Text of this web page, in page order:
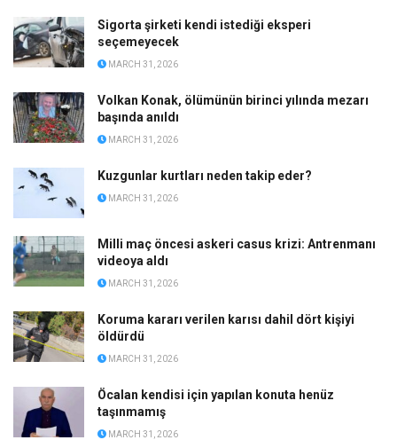
Sigorta şirketi kendi istediği eksperi
seçemeyecek
MARCH 31, 2026
Volkan Konak, ölümünün birinci yılında mezarı
başında anıldı
MARCH 31, 2026
Kuzgunlar kurtları neden takip eder?
MARCH 31, 2026
Milli maç öncesi askeri casus krizi: Antrenmanı
videoya aldı
MARCH 31, 2026
Koruma kararı verilen karısı dahil dört kişiyi
öldürdü
MARCH 31, 2026
Öcalan kendisi için yapılan konuta henüz
taşınmamış
MARCH 31, 2026